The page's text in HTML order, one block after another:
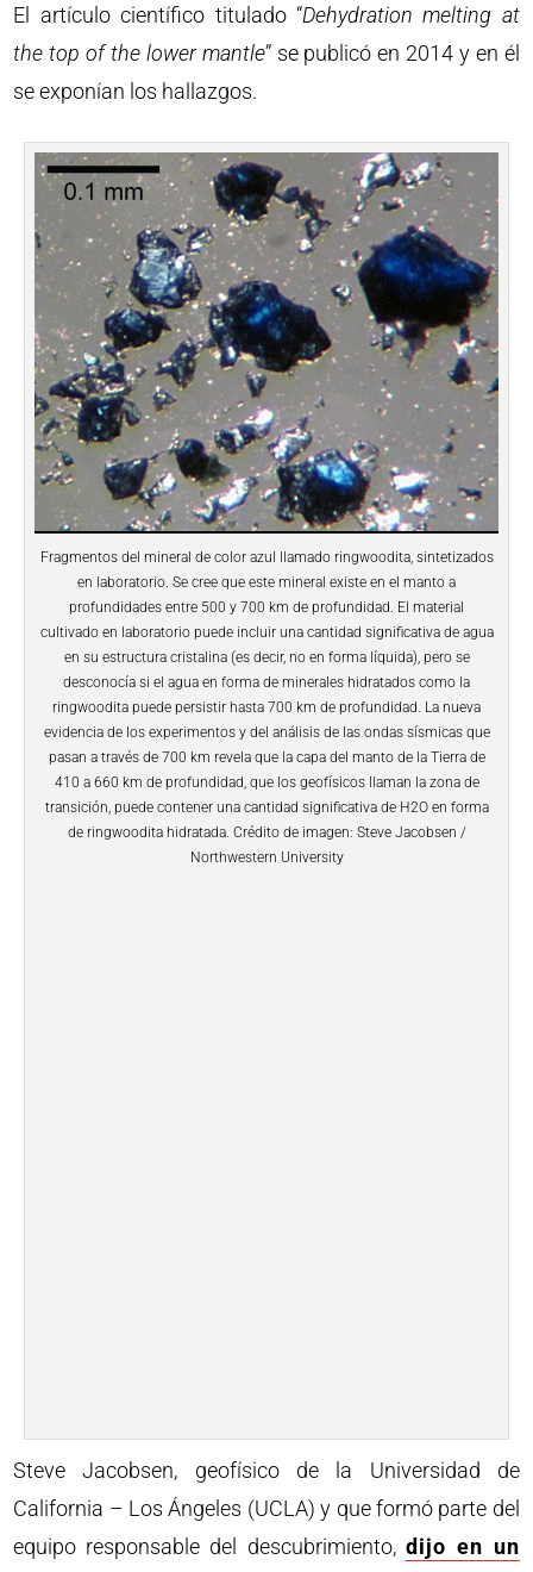
El artículo científico titulado “Dehydration melting at
the top of the lower mantle” se publicó en 2014 y en él
se exponían los hallazgos.
Fragmentos del mineral de color azul llamado ringwoodita, sintetizados
en laboratorio. Se cree que este mineral existe en el manto a
profundidades entre 500 y 700 km de profundidad. El material
cultivado en laboratorio puede incluir una cantidad significativa de agua
en su estructura cristalina (es decir, no en forma líquida), pero se
desconocía si el agua en forma de minerales hidratados como la
ringwoodita puede persistir hasta 700 km de profundidad. La nueva
evidencia de los experimentos y del análisis de las ondas sísmicas que
pasan a través de 700 km revela que la capa del manto de la Tierra de
410 a 660 km de profundidad, que los geofísicos llaman la zona de
transición, puede contener una cantidad significativa de H2O en forma
de ringwoodita hidratada. Crédito de imagen: Steve Jacobsen /
Northwestern University
Steve Jacobsen, geofísico de la Universidad de
California – Los Ángeles (UCLA) y que formó parte del
equipo responsable del descubrimiento, dijo en un